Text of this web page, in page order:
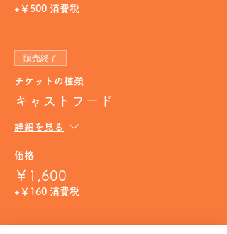
+￥500 消費税
販売終了
チケットの種類
キャストフード
詳細を見る
価格
￥1,600
+￥160 消費税